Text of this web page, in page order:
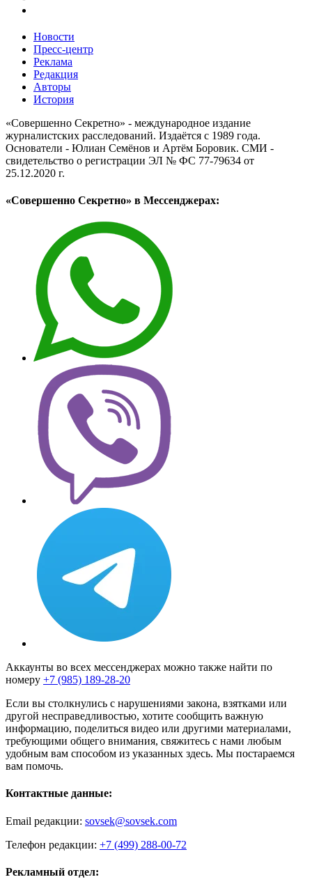
Новости
Пресс-центр
Реклама
Редакция
Авторы
История
«Совершенно Секретно» - международное издание
журналистских расследований. Издаётся с 1989 года.
Основатели - Юлиан Семёнов и Артём Боровик. CМИ -
свидетельство о регистрации ЭЛ № ФС 77-79634 от
25.12.2020 г.
«Совершенно Секретно» в Мессенджерах:
Аккаунты во всех мессенджерах можно также найти по
номеру +7 (985) 189-28-20
Если вы столкнулись с нарушениями закона, взятками или
другой несправедливостью, хотите сообщить важную
информацию, поделиться видео или другими материалами,
требующими общего внимания, свяжитесь с нами любым
удобным вам способом из указанных здесь. Мы постараемся
вам помочь.
Контактные данные:
Email редакции: sovsek@sovsek.com
Телефон редакции: +7 (499) 288-00-72
Рекламный отдел: